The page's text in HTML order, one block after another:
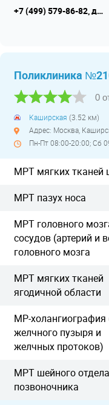
+7 (499) 579-86-82, доп. номер +7 (495) 221-04-18
Поликлиника
0
Каширская (3.52 км)
Адрес: Москва,
Пн-Пт 08:00-20:00; Сб
МРТ мягких тканей
МРТ пазух носа
МРТ головного
сосудов (артерий и
головного мозга
МРТ мягких тканей
ягодичной области
МР-
желчного пузыря и
желчных протоков)
МРТ шейного отдела
позвоночника